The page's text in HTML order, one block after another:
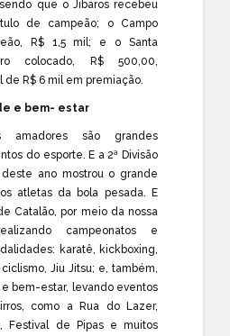
que o Jibaros recebeu
de campeão; o Campo
R$ 1,5 mil; e o Santa
colocado, R$ 500,00,
R$ 6 mil em premiação.
e bem- estar
amadores são grandes
do esporte. E a 2ª Divisão
ano mostrou o grande
atletas da bola pesada. E
Catalão, por meio da nossa
campeonatos e
karatê, kickboxing,
Jiu Jitsu; e, também,
bem-estar, levando eventos
como a Rua do Lazer,
Festival de Pipas e muitos